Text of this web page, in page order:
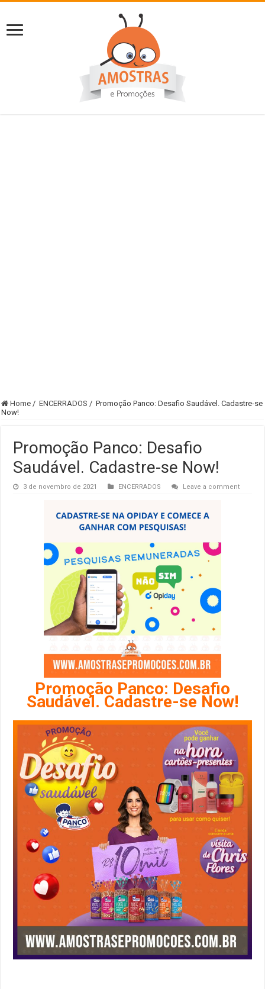
Home / ENCERRADOS / Promoção Panco: Desafio Saudável. Cadastre-se
Now!
Promoção Panco: Desafio
Saudável. Cadastre-se Now!
3 de novembro de 2021 ENCERRADOS Leave a comment
Promoção Panco: Desafio
Saudável. Cadastre-se Now!